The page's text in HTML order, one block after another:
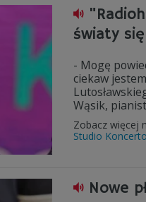
światy
- Mogę
ciekaw
Wąsik,
Zobacz więcej
Studio
Nowe